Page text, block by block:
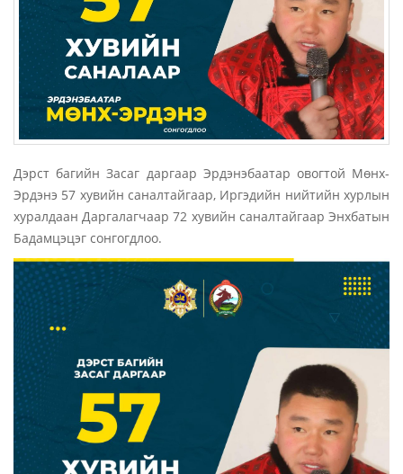
Дэрст багийн Засаг даргаар Эрдэнэбаатар овогтой Мөнх-
Эрдэнэ 57 хувийн саналтайгаар, Иргэдийн нийтийн хурлын
хуралдаан Даргалагчаар 72 хувийн саналтайгаар Энхбатын
Бадамцэцэг сонгогдлоо.